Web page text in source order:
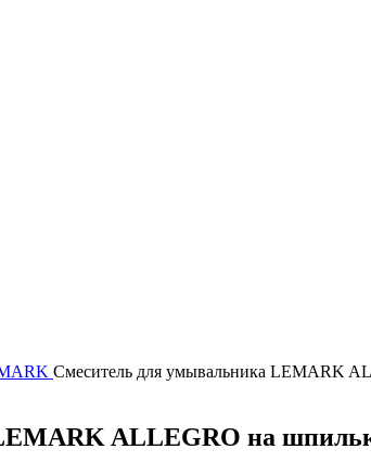
Смеситель для умывальника LEMARK
ALLEGRO на